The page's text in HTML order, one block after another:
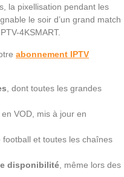
la pixellisation pendant les
le soir d’un grand match
4KSMART.
abonnement IPTV
, dont toutes les grandes
en VOD, mis à jour en
football et toutes les chaînes
disponibilité, même lors des